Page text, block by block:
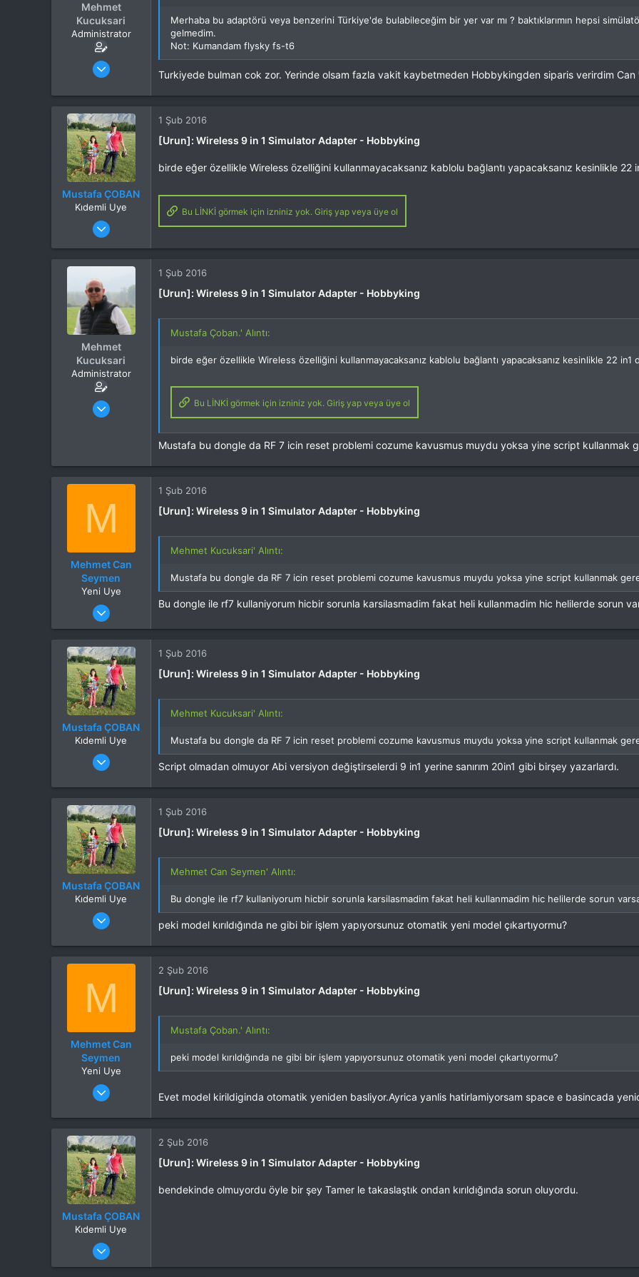
Mehmet
Kucuksari
Administrator
4 Eki 2012
Mesajlar
Tepkime puanı
44,114
Yaş
53
Konum
Kocaeli
İlgi Alanı
Heli
Merhaba bu adaptörü veya benzerini Türkiye'de bulabileceğim bir yer var mı ? baktıklarımın hepsi
gelmedim.
Not: Kumandam flysky fs-t6
Turkiyede bulman cok zor. Yerinde olsam fazla vakit kaybetmeden Hobbykingden siparis verirdim Can
Mustafa ÇOBAN
Kıdemli Uye
Mesajlar
Web sitesi
www.kervansaraykahve.com.tr
İlgi Alanı
Heli
1 Şub 2016
[Urun]: Wireless 9 in 1 Simulator Adapter - Hobbyking
birde eğer özellikle Wireless özelliğini kullanmayacaksanız kablolu bağlantı yapacaksanız kesinlikle
Bu LİNKİ görmek için izniniz yok. Giriş yap veya üye ol
Mehmet
Kucuksari
Administrator
4 Eki 2012
Mesajlar
Konum
Kocaeli
İlgi Alanı
Heli
1 Şub 2016
[Urun]: Wireless 9 in 1 Simulator Adapter - Hobbyking
Mustafa Çoban.' Alıntı:
birde eğer özellikle Wireless özelliğini kullanmayacaksanız kablolu bağlantı yapacaksanız kesinlikle 22
Bu LİNKİ görmek için izniniz yok. Giriş yap veya üye ol
Mustafa bu dongle da RF 7 icin reset problemi cozume kavusmus muydu yoksa yine script kullanmak
M
Mehmet Can
Seymen
Yeni Uye
Mesajlar
Tepkime puanı
0
İlgi Alanı
Multikopter
1 Şub 2016
[Urun]: Wireless 9 in 1 Simulator Adapter - Hobbyking
Mehmet Kucuksari' Alıntı:
Mustafa bu dongle da RF 7 icin reset problemi cozume kavusmus muydu yoksa yine script kullanmak
Bu dongle ile rf7 kullaniyorum hicbir sorunla karsilasmadim fakat heli kullanmadim hic helilerde sorun
Mustafa ÇOBAN
Kıdemli Uye
Mesajlar
Tepkime puanı
2,247
Web sitesi
www.kervansaraykahve.com.tr
İlgi Alanı
Heli
1 Şub 2016
[Urun]: Wireless 9 in 1 Simulator Adapter - Hobbyking
Mehmet Kucuksari' Alıntı:
Mustafa bu dongle da RF 7 icin reset problemi cozume kavusmus muydu yoksa yine script kullanmak
Script olmadan olmuyor Abi versiyon değiştirselerdi 9 in1 yerine sanırım 20in1 gibi birşey yazarlardı.
Mustafa ÇOBAN
Kıdemli Uye
Mesajlar
Tepkime puanı
2,247
Web sitesi
www.kervansaraykahve.com.tr
1 Şub 2016
[Urun]: Wireless 9 in 1 Simulator Adapter - Hobbyking
Mehmet Can Seymen' Alıntı:
Bu dongle ile rf7 kullaniyorum hicbir sorunla karsilasmadim fakat heli kullanmadim hic helilerde sorun
peki model kırıldığında ne gibi bir işlem yapıyorsunuz otomatik yeni model çıkartıyormu?
M
Mehmet Can
Seymen
Yeni Uye
Mesajlar
Tepkime puanı
0
İlgi Alanı
Multikopter
2 Şub 2016
[Urun]: Wireless 9 in 1 Simulator Adapter - Hobbyking
Mustafa Çoban.' Alıntı:
peki model kırıldığında ne gibi bir işlem yapıyorsunuz otomatik yeni model çıkartıyormu?
Evet model kirildiginda otomatik yeniden basliyor.Ayrica yanlis hatirlamiyorsam space e basincada
Mustafa ÇOBAN
Kıdemli Uye
Mesajlar
2 Şub 2016
[Urun]: Wireless 9 in 1 Simulator Adapter - Hobbyking
bendekinde olmuyordu öyle bir şey Tamer le takaslaştık ondan kırıldığında sorun oluyordu.